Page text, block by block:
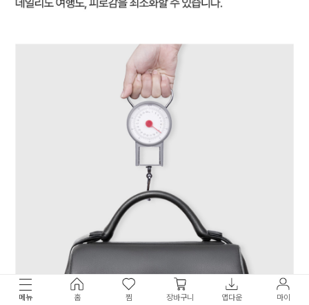
메뉴 홈 찜 장바구니 앱다운 마이